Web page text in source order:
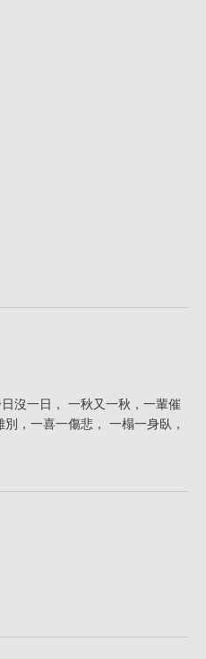
沒一日， 一秋又一秋，一輩催
，一喜一傷悲， 一榻一身臥，